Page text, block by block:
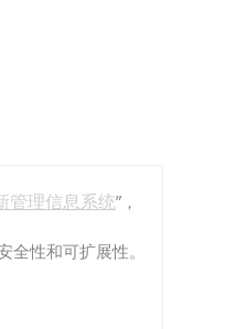
管理信息系统”，
性和可扩展性。